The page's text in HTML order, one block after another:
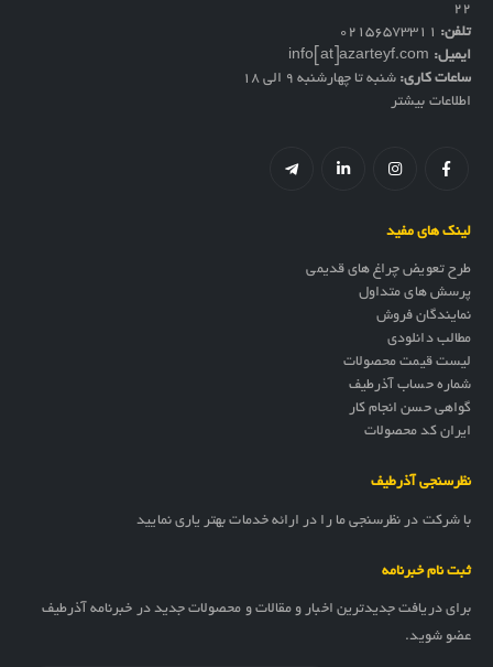
۲۲
تلفن: 02156573311
ایمیل: info[at]azarteyf.com
ساعات کاری: شنبه تا چهارشنبه 9 الی 18
اطلاعات بیشتر
لینک های مفید
طرح تعویض چراغ های قدیمی
پرسش های متداول
نمایندگان فروش
مطالب دانلودی
لیست قیمت محصولات
شماره حساب آذرطیف
گواهی حسن انجام کار
ایران کد محصولات
نظرسنجی آذرطیف
با شرکت در نظرسنجی ما را در ارائه خدمات بهتر یاری نمایید
ثبت نام خبرنامه
برای دریافت جدیدترین اخبار و مقالات و محصولات جدید در خبرنامه آذرطیف
عضو شوید.